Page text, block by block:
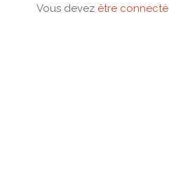
Vous devez être connecté